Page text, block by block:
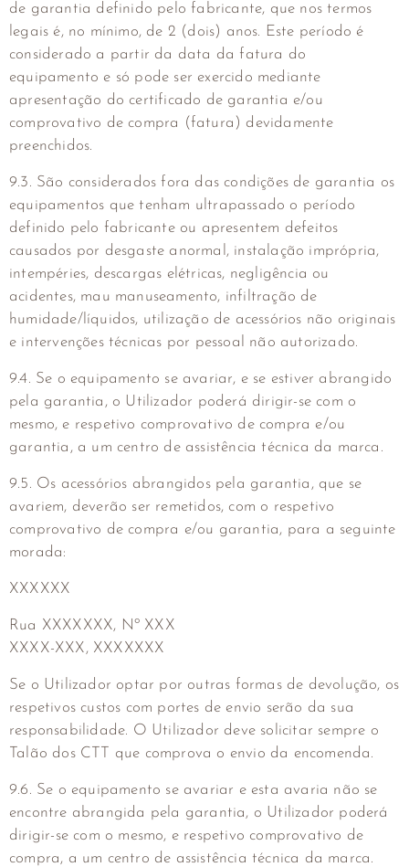
de garantia definido pelo fabricante, que nos termos
legais é, no mínimo, de 2 (dois) anos. Este período é
considerado a partir da data da fatura do
equipamento e só pode ser exercido mediante
apresentação do certificado de garantia e/ou
comprovativo de compra (fatura) devidamente
preenchidos.
9.3. São considerados fora das condições de garantia os
equipamentos que tenham ultrapassado o período
definido pelo fabricante ou apresentem defeitos
causados por desgaste anormal, instalação imprópria,
intempéries, descargas elétricas, negligência ou
acidentes, mau manuseamento, infiltração de
humidade/líquidos, utilização de acessórios não originais
e intervenções técnicas por pessoal não autorizado.
9.4. Se o equipamento se avariar, e se estiver abrangido
pela garantia, o Utilizador poderá dirigir-se com o
mesmo, e respetivo comprovativo de compra e/ou
garantia, a um centro de assistência técnica da marca.
9.5. Os acessórios abrangidos pela garantia, que se
avariem, deverão ser remetidos, com o respetivo
comprovativo de compra e/ou garantia, para a seguinte
morada:
XXXXXX
Rua XXXXXXX, Nº XXX
XXXX-XXX, XXXXXXX
Se o Utilizador optar por outras formas de devolução, os
respetivos custos com portes de envio serão da sua
responsabilidade. O Utilizador deve solicitar sempre o
Talão dos CTT que comprova o envio da encomenda.
9.6. Se o equipamento se avariar e esta avaria não se
encontre abrangida pela garantia, o Utilizador poderá
dirigir-se com o mesmo, e respetivo comprovativo de
compra, a um centro de assistência técnica da marca.